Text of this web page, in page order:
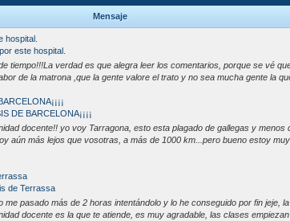
Mensaje
hospital.
este hospital.
tiempo!!!La verdad es que alegra leer los comentarios, porque se vé
de la matrona ,que la gente valore el trato y no sea mucha gente la
DE BARCELONA¡¡¡¡
docente!! yo voy Tarragona, esto esta plagado de gallegas y menos
aún más lejos que vosotras, a más de 1000 km...pero bueno estoy
de Terrassa
me pasado más de 2 horas intentándolo y lo he conseguido por fin jeje, la
docente es la que te atiende, es muy agradable, las clases